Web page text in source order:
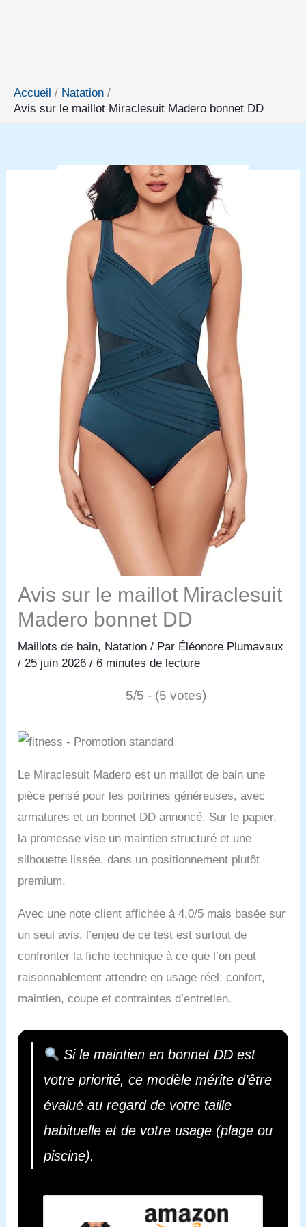
Accueil
Natation
Avis sur le maillot Miraclesuit Madero bonnet DD
Avis sur le maillot Miraclesuit
Madero bonnet DD
Maillots de bain, Natation / Par Éléonore Plumavaux
/ 25 juin 2026/6 minutes de lecture
5/5 - (5 votes)
Le Miraclesuit Madero est un maillot de bain une
pièce pensé pour les poitrines généreuses, avec
armatures et un bonnet DD annoncé. Sur le papier,
la promesse vise un maintien structuré et une
silhouette lissée, dans un positionnement plutôt
premium.
Avec une note client affichée à 4,0/5 mais basée sur
un seul avis, l’enjeu de ce test est surtout de
confronter la fiche technique à ce que l’on peut
raisonnablement attendre en usage réel: confort,
maintien, coupe et contraintes d’entretien.
Si le maintien en bonnet DD est
votre priorité, ce modèle mérite d’être
évalué au regard de votre taille
habituelle et de votre usage (plage ou
piscine).